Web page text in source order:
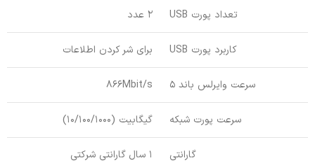
تعداد پورت USB 2 عدد
کاربرد پورت USB برای شر کردن اطلاعات
سرعت وایرلس باند 5 866Mbit/s
سرعت پورت شبکه گیگابیت (10/100/1000)
گارانتی 1 سال گارانتی شرکتی